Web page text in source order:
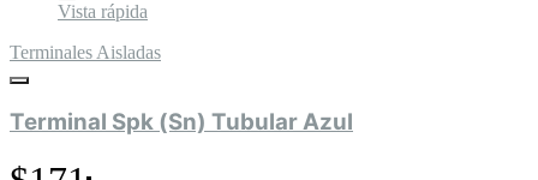
Vista rápida
Terminales Aisladas
Terminal Spk (Sn) Tubular Azul